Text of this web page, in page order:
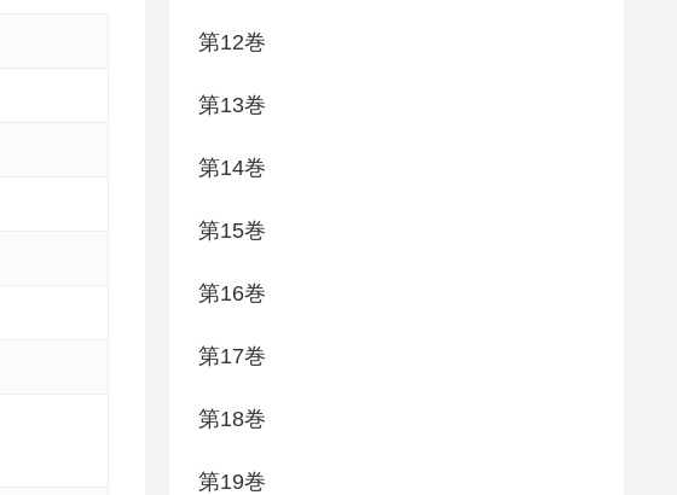
第12巻
第13巻
第14巻
第15巻
第16巻
第17巻
第18巻
第19巻